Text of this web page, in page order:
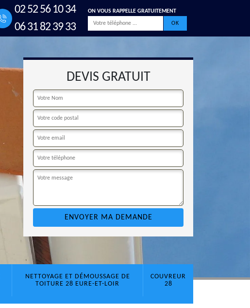
02 52 56 10 34
06 31 82 39 33
ON VOUS RAPPELLE GRATUITEMENT
DEVIS GRATUIT
NETTOYAGE ET DÉMOUSSAGE DE
TOITURE 28 EURE-ET-LOIR
COUVREUR
28